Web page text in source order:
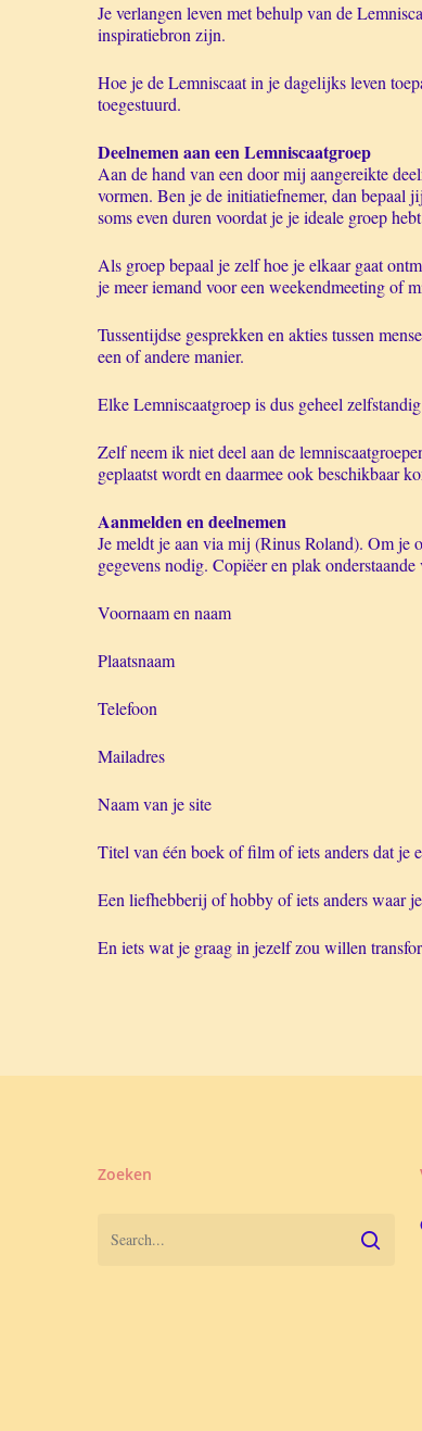
Je verlangen leven met behulp van de
inspiratiebron zijn.
Hoe je de Lemniscaat in je dagelijks leven
toegestuurd.
Deelnemen aan een Lemniscaatgroep
Aan de hand van een door mij aangereikte
vormen. Ben je de initiatiefnemer, dan bepaal
soms even duren voordat je je ideale groep
Als groep bepaal je zelf hoe je elkaar gaat
je meer iemand voor een weekendmeeting of
Tussentijdse gesprekken en akties tussen
een of andere manier.
Elke Lemniscaatgroep is dus geheel
Zelf neem ik niet deel aan de
geplaatst wordt en daarmee ook beschikbaar
Aanmelden en deelnemen
Je meldt je aan via mij (Rinus Roland). Om je
gegevens nodig. Copiëer en plak
Voornaam en naam
Plaatsnaam
Telefoon
Mailadres
Naam van je site
Titel van één boek of film of iets anders dat je
Een liefhebberij of hobby of iets anders waar
En iets wat je graag in jezelf zou willen
Zoeken